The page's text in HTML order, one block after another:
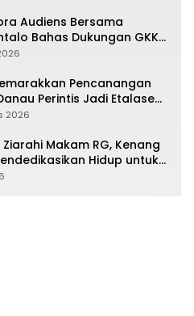
Audiens Bersama
Bahas Dukungan GKK
Pencanangan
Perintis Jadi Etalase
2026
Makam RG, Kenang
Hidup untuk